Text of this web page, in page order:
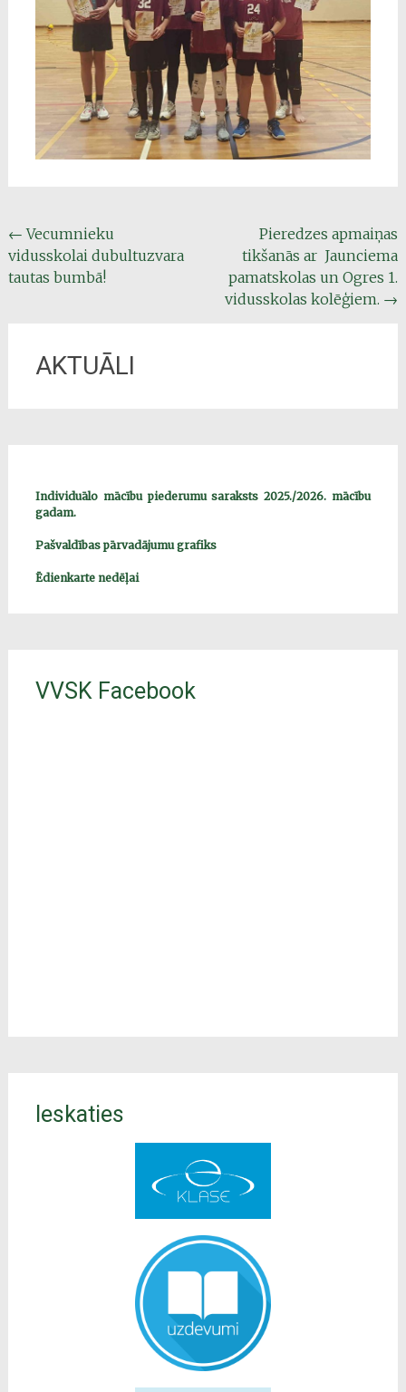
Post
navigation
← Vecumnieku
vidusskolai dubultuzvara
tautas bumbā!
Pieredzes apmaiņas
tikšanās ar Jaunciema
pamatskolas un Ogres 1.
vidusskolas kolēģiem. →
AKTUĀLI
Individuālo mācību piederumu saraksts 2025./2026. mācību
gadam.
Pašvaldības pārvadājumu grafiks
Ēdienkarte nedēļai
VVSK Facebook
Ieskaties